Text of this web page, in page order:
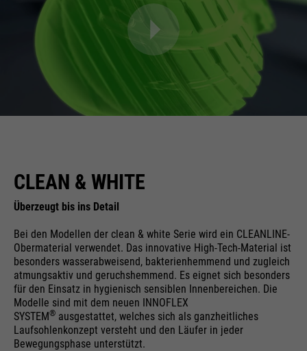
CLEAN & WHITE
Überzeugt bis ins Detail
Bei den Modellen der clean & white Serie wird ein CLEANLINE-
Obermaterial verwendet. Das innovative High-Tech-Material ist
besonders wasserabweisend, bakterienhemmend und zugleich
atmungsaktiv und geruchshemmend. Es eignet sich besonders
für den Einsatz in hygienisch sensiblen Innenbereichen. Die
Modelle sind mit dem neuen INNOFLEX
SYSTEM® ausgestattet, welches sich als ganzheitliches
Laufsohlenkonzept versteht und den Läufer in jeder
Bewegungsphase unterstützt.